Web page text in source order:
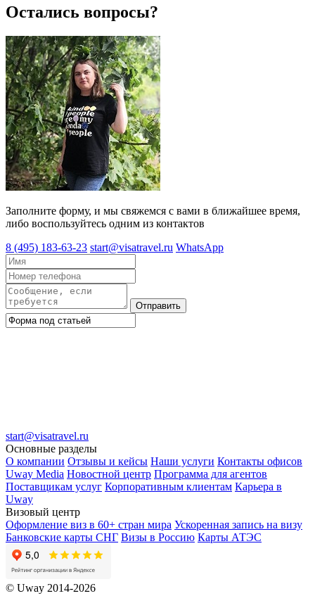
Остались вопросы?
Заполните форму, и мы свяжемся с вами в ближайшее время,
либо воспользуйтесь одним из контактов
8 (495) 183-63-23 start@visatravel.ru WhatsApp
Отправить
start@visatravel.ru
Основные разделы
О компании Отзывы и кейсы Наши услуги Контакты офисов
Uway Media Новостной центр Программа для агентов
Поставщикам услуг Корпоративным клиентам Карьера в
Uway
Визовый центр
Оформление виз в 60+ стран мира Ускоренная запись на визу
Банковские карты СНГ Визы в Россию Карты АТЭС
© Uway 2014-2026